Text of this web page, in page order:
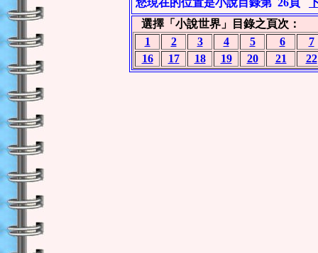
您現在的位置是小說目錄第 26頁
選擇「小說世界」目錄之頁次：
1
2 3 4 5 6
7
16
17 18 19 20 21 22